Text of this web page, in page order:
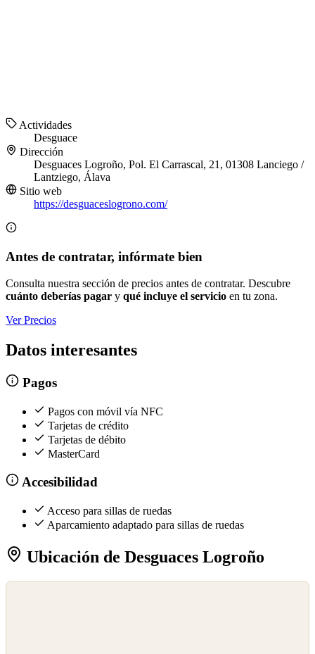
Actividades
Desguace
Dirección
Desguaces Logroño, Pol. El Carrascal, 21, 01308 Lanciego /
Lantziego, Álava
Sitio web
https://desguaceslogrono.com/
Antes de contratar, infórmate bien
Consulta nuestra sección de precios antes de contratar. Descubre
cuánto deberías pagar y qué incluye el servicio en tu zona.
Ver Precios
Datos interesantes
Pagos
Pagos con móvil vía NFC
Tarjetas de crédito
Tarjetas de débito
MasterCard
Accesibilidad
Acceso para sillas de ruedas
Aparcamiento adaptado para sillas de ruedas
Ubicación de Desguaces Logroño